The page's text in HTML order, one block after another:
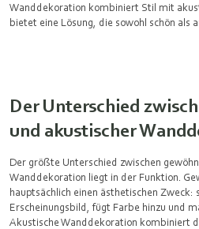
Wanddekoration kombiniert Stil mit
bietet eine Lösung, die sowohl schön als
Der Unterschied
und akustischer
Der größte Unterschied zwischen
Wanddekoration liegt in der Funktion.
hauptsächlich einen ästhetischen Zweck:
Erscheinungsbild, fügt Farbe hinzu und
Akustische Wanddekoration kombiniert